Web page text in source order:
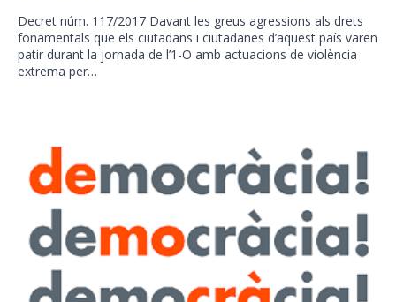
Decret núm. 117/2017 Davant les greus agressions als drets
fonamentals que els ciutadans i ciutadanes d’aquest país varen
patir durant la jornada de l’1-O amb actuacions de violència
extrema per…